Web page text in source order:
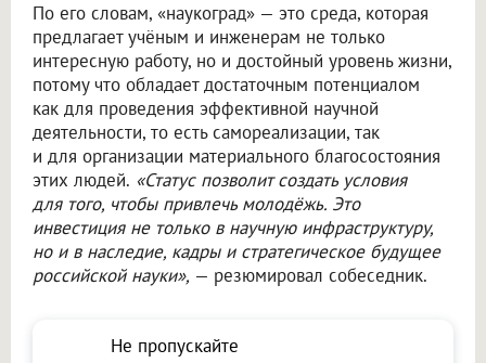
По его словам, «наукоград» — это среда, которая
предлагает учёным и инженерам не только
интересную работу, но и достойный уровень жизни,
потому что обладает достаточным потенциалом
как для проведения эффективной научной
деятельности, то есть самореализации, так
и для организации материального благосостояния
этих людей. «Статус позволит создать условия
для того, чтобы привлечь молодёжь. Это
инвестиция не только в научную инфраструктуру,
но и в наследие, кадры и стратегическое будущее
российской науки», — резюмировал собеседник.
Не пропускайте